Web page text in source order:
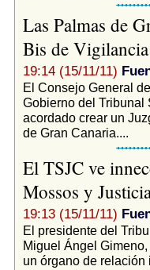
Las Palmas de
Bis de
19:14 (15/11/11)
El Consejo General
Gobierno del Tribunal
acordado crear un
de Gran Canaria....
El TSJC ve
Mossos y
19:13 (15/11/11)
El presidente del
Miguel Ángel
un órgano de relación